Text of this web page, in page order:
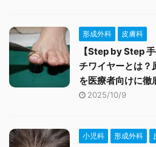
形成外科 皮膚科
【Step by Step
チワイヤーとは？
を医療者向けに徹
2025/10/9
小児科 形成外科